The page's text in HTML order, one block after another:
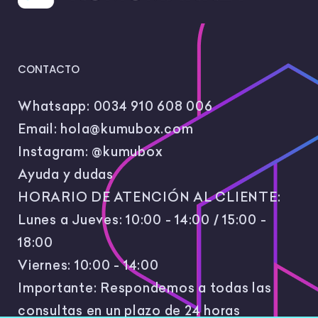
CONTACTO
Whatsapp: 0034 910 608 006
Email: hola@kumubox.com
Instagram: @kumubox
Ayuda y dudas
HORARIO DE ATENCIÓN AL CLIENTE:
Lunes a Jueves: 10:00 - 14:00 / 15:00 -
18:00
Viernes: 10:00 - 14:00
Importante: Respondemos a todas las
consultas en un plazo de 24 horas